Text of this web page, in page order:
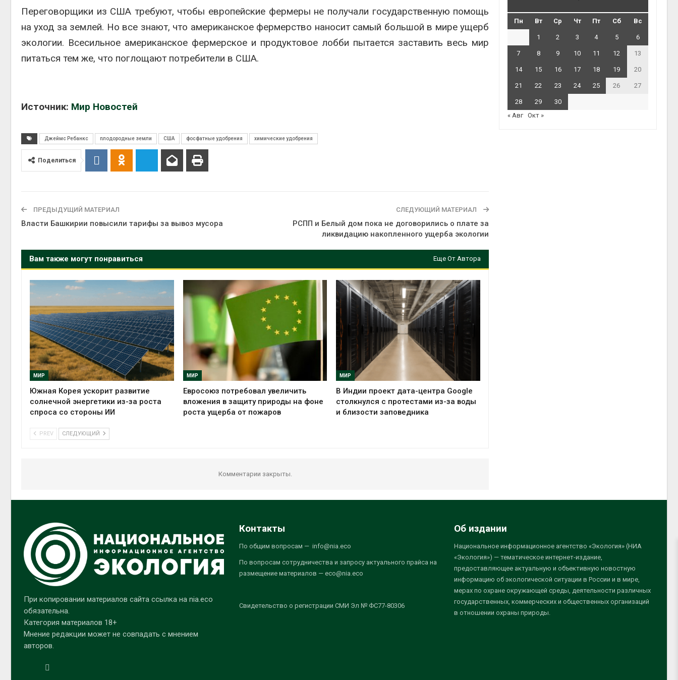
Переговорщики из США требуют, чтобы европейские фермеры не получали государственную помощь
на уход за землей. Но все знают, что американское фермерство наносит самый большой в мире ущерб
экологии. Всесильное американское фермерское и продуктовое лобби пытается заставить весь мир
питаться тем же, что поглощают потребители в США.
Источник: Мир Новостей
Джеймс Ребанкс плодородные земли США фосфатные удобрения химические удобрения
Поделиться
ПРЕДЫДУЩИЙ МАТЕРИАЛ
Власти Башкирии повысили тарифы за вывоз мусора
СЛЕДУЮЩИЙ МАТЕРИАЛ
РСПП и Белый дом пока не договорились о плате за
ликвидацию накопленного ущерба экологии
Вам также могут понравиться Еще От Автора
МИР
Южная Корея ускорит развитие
солнечной энергетики из-за роста
спроса со стороны ИИ
МИР
Евросоюз потребовал увеличить
вложения в защиту природы на фоне
роста ущерба от пожаров
МИР
В Индии проект дата-центра Google
столкнулся с протестами из-за воды
и близости заповедника
PREV СЛЕДУЮЩИЙ
Комментарии закрыты.
Пн Вт Ср Чт Пт Сб Вс
1 2 3 4 5 6
7 8 9 10 11 12 13
14 15 16 17 18 19 20
21 22 23 24 25 26 27
28 29
30
« Авг Окт »
При копировании материалов сайта ссылка на nia.eco
обязательна.
Категория материалов 18+
Мнение редакции может не совпадать с мнением
авторов.
Контакты
По общим вопросам — info@nia.eco
По вопросам сотрудничества и запросу актуального прайса на
размещение материалов — eco@nia.eco
Свидетельство о регистрации СМИ Эл № ФС77-80306
Об издании
Национальное информационное агентство «Экология» (НИА
«Экология») — тематическое интернет-издание,
предоставляющее актуальную и объективную новостную
информацию об экологической ситуации в России и в мире,
мерах по охране окружающей среды, деятельности различных
государственных, коммерческих и общественных организаций
в отношении охраны природы.